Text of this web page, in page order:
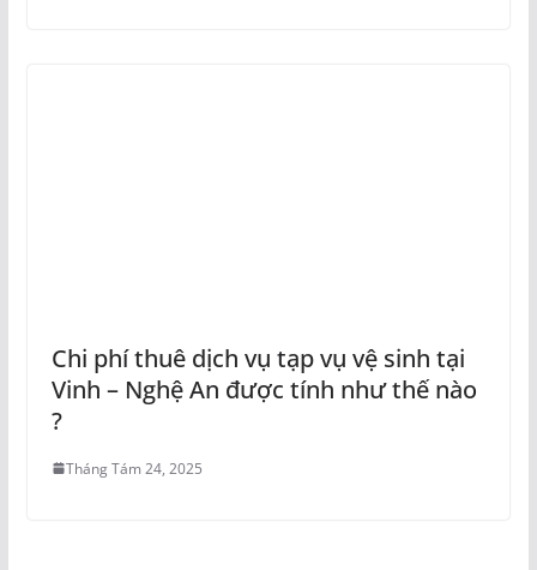
Chi phí thuê dịch vụ tạp vụ vệ sinh tại
Vinh – Nghệ An được tính như thế nào
?
Tháng Tám 24, 2025